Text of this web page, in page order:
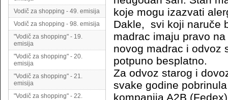
Vodič za shopping - 49. emisija
Vodič za shopping - 98. emisija
"Vodič za shopping" - 19.
emisija
"Vodič za shopping" - 20.
emisija
"Vodič za shopping" - 21.
emisija
"Vodič za shopping" - 22.
koje mogu izazvati
Dakle, svi koji naruče
madrac imaju pravo
novog madrac i odvoz
potpuno besplatno.
Za odvoz starog i
svake godine
kompanija A2B